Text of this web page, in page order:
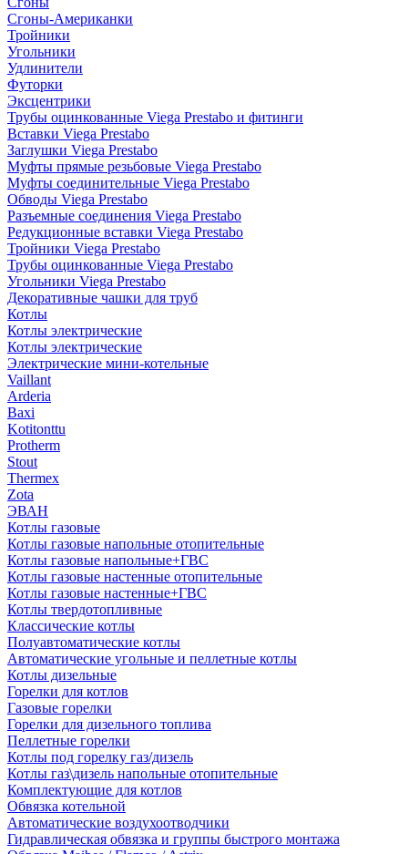
Сгоны-Американки
Тройники
Угольники
Удлинители
Футорки
Эксцентрики
Трубы оцинкованные Viega Prestabo и фитинги
Вставки Viega Prestabo
Заглушки Viega Prestabo
Муфты прямые резьбовые Viega Prestabo
Муфты соединительные Viega Prestabo
Обводы Viega Prestabo
Разъемные соединения Viega Prestabo
Редукционные вставки Viega Prestabo
Тройники Viega Prestabo
Трубы оцинкованные Viega Prestabo
Угольники Viega Prestabo
Декоративные чашки для труб
Котлы
Котлы электрические
Котлы электрические
Электрические мини-котельные
Vaillant
Arderia
Baxi
Kotitonttu
Protherm
Stout
Thermex
Zota
ЭВАН
Котлы газовые
Котлы газовые напольные отопительные
Котлы газовые напольные+ГВС
Котлы газовые настенные отопительные
Котлы газовые настенные+ГВС
Котлы твердотопливные
Классические котлы
Полуавтоматические котлы
Автоматические угольные и пеллетные котлы
Котлы дизельные
Горелки для котлов
Газовые горелки
Горелки для дизельного топлива
Пеллетные горелки
Котлы под горелку газ/дизель
Котлы газ\дизель напольные отопительные
Комплектующие для котлов
Обвязка котельной
Автоматические воздухоотводчики
Гидравлическая обвязка и группы быстрого монтажа